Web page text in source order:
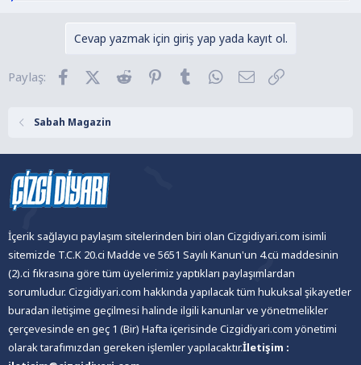
e
Cevap yazmak için giriş yap yada kayıt ol.
Paylaş: FacebookX (Twitter)
Reddit Pinterest
Tumblr WhatsApp
E-posta
Sabah Magazin
İçerik sağlayıcı paylaşım sitelerinden biri olan Cizgidiyari.com isimli
sitemizde T.C.K 20.ci Madde ve 5651 Sayılı Kanun'un 4.cü maddesinin
(2).ci fıkrasına göre tüm üyelerimiz yaptıkları paylaşımlardan
sorumludur. Cizgidiyari.com hakkında yapılacak tüm hukuksal şikayetler
buradan iletişime geçilmesi halinde ilgili kanunlar ve yönetmelikler
çerçevesinde en geç 1 (Bir) Hafta içerisinde Cizgidiyari.com yönetimi
olarak tarafımızdan gereken işlemler yapılacaktır.İletişim :